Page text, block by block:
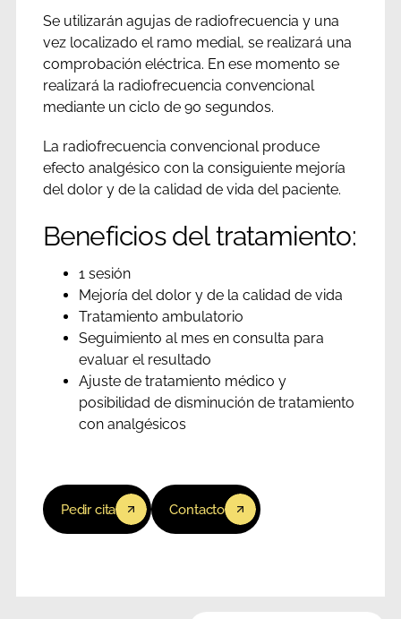
Se utilizarán agujas de radiofrecuencia y una
vez localizado el ramo medial, se realizará una
comprobación eléctrica. En ese momento se
realizará la radiofrecuencia convencional
mediante un ciclo de 90 segundos.
La radiofrecuencia convencional produce
efecto analgésico con la consiguiente mejoría
del dolor y de la calidad de vida del paciente.
Beneficios del tratamiento:
1 sesión
Mejoría del dolor y de la calidad de vida
Tratamiento ambulatorio
Seguimiento al mes en consulta para
evaluar el resultado
Ajuste de tratamiento médico y
posibilidad de disminución de tratamiento
con analgésicos
Pedir cita Contacto